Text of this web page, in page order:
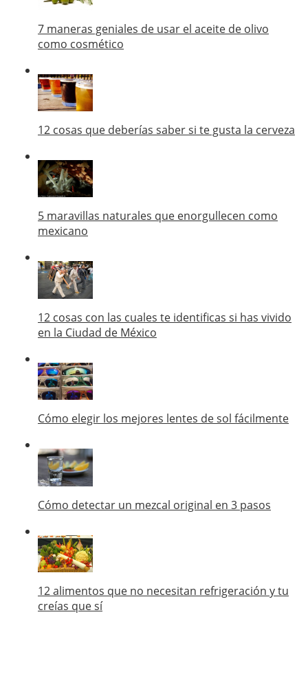
7 maneras geniales de usar el aceite de olivo
como cosmético
12 cosas que deberías saber si te gusta la cerveza
5 maravillas naturales que enorgullecen como
mexicano
12 cosas con las cuales te identificas si has vivido
en la Ciudad de México
Cómo elegir los mejores lentes de sol fácilmente
Cómo detectar un mezcal original en 3 pasos
12 alimentos que no necesitan refrigeración y tu
creías que sí